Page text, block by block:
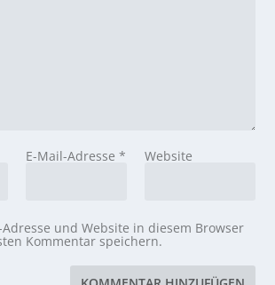
E-Mail-Adresse * Website
und Website in diesem Browser
Kommentar speichern.